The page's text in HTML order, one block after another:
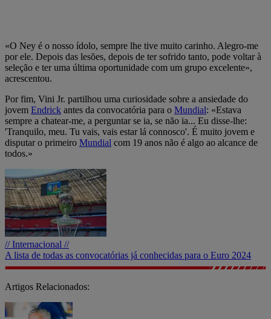
«O Ney é o nosso ídolo, sempre lhe tive muito carinho. Alegro-me
por ele. Depois das lesões, depois de ter sofrido tanto, pode voltar à
seleção e ter uma última oportunidade com um grupo excelente»,
acrescentou.
Por fim, Vini Jr. partilhou uma curiosidade sobre a ansiedade do
jovem Endrick antes da convocatória para o Mundial: «Estava
sempre a chatear-me, a perguntar se ia, se não ia... Eu disse-lhe:
'Tranquilo, meu. Tu vais, vais estar lá connosco'. É muito jovem e
disputar o primeiro Mundial com 19 anos não é algo ao alcance de
todos.»
// Internacional //
A lista de todas as convocatórias já conhecidas para o Euro 2024
Artigos Relacionados: